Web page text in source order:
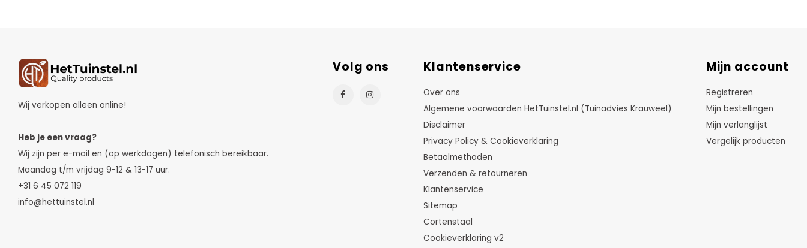
Wij verkopen alleen online!
Heb je een vraag?
Wij zijn per e-mail en (op werkdagen) telefonisch bereikbaar.
Maandag t/m vrijdag 9-12 & 13-17 uur.
+31 6 45 072 119
info@hettuinstel.nl
Volg ons Klantenservice
Over ons
Algemene voorwaarden HetTuinstel.nl (Tuinadvies Krauweel)
Disclaimer
Privacy Policy & Cookieverklaring
Betaalmethoden
Verzenden & retourneren
Klantenservice
Sitemap
Cortenstaal
Cookieverklaring v2
Mijn account
Registreren
Mijn bestellingen
Mijn verlanglijst
Vergelijk producten